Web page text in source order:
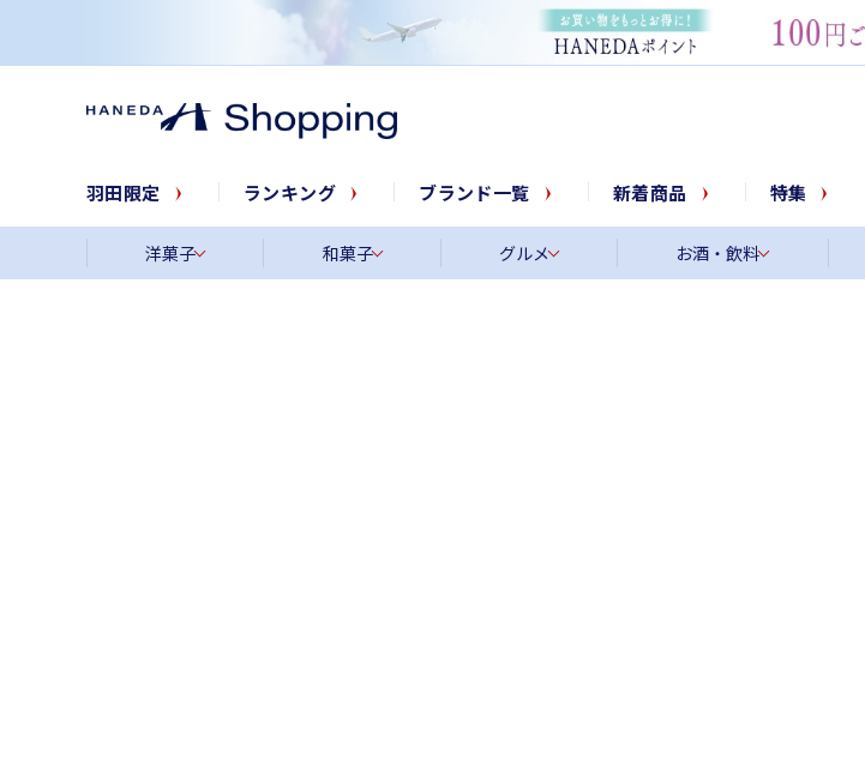
羽田限定 ランキング ブランド一覧 新着商品 特集
洋菓子 和菓子 グルメ お酒・飲料